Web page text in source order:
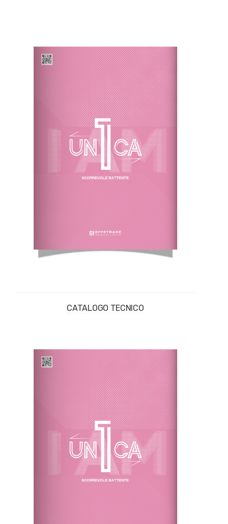
CATALOGO TECNICO